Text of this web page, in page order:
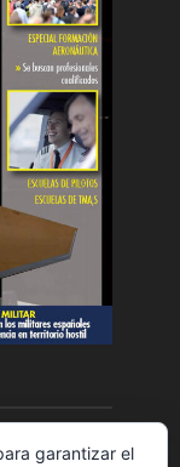
garantizar el